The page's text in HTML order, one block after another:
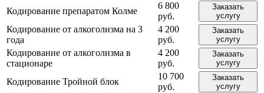
Кодирование препаратом Колме
6 800
руб.
Заказать
услугу
Кодирование от алкоголизма на 3
года
4 200
руб.
Заказать
услугу
Кодирование от алкоголизма в
стационаре
4 200
руб.
Заказать
услугу
Кодирование Тройной блок
10 700
руб.
Заказать
услугу